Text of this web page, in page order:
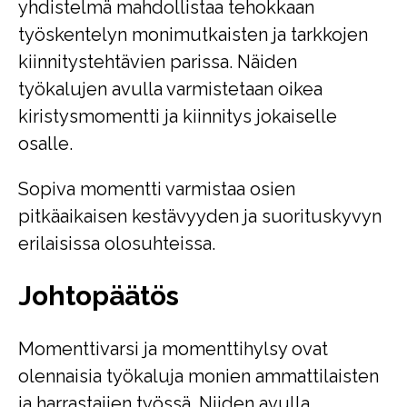
yhdistelmä mahdollistaa tehokkaan
työskentelyn monimutkaisten ja tarkkojen
kiinnitystehtävien parissa. Näiden
työkalujen avulla varmistetaan oikea
kiristysmomentti ja kiinnitys jokaiselle
osalle.
Sopiva momentti varmistaa osien
pitkäaikaisen kestävyyden ja suorituskyvyn
erilaisissa olosuhteissa.
Johtopäätös
Momenttivarsi ja momenttihylsy ovat
olennaisia työkaluja monien ammattilaisten